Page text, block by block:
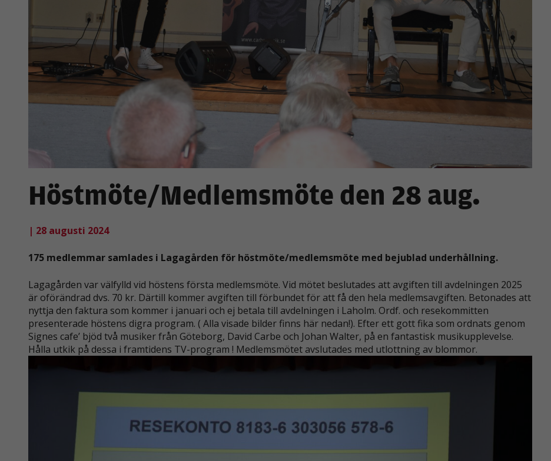
Höstmöte/Medlemsmöte den 28 aug.
| 28 augusti 2024
175 medlemmar samlades i Lagagården för höstmöte/medlemsmöte med bejublad underhållning.
Lagagården var välfylld vid höstens första medlemsmöte. Vid mötet beslutades att avgiften till avdelningen 2025
är oförändrad dvs. 70 kr. Därtill kommer avgiften till förbundet för att få den hela medlemsavgiften. Betonades att
nyttja den faktura som kommer i januari och ej betala till avdelningen i Laholm. Ordf. och resekommitten
presenterade höstens digra program. ( Alla visade bilder finns här nedan!). Efter ett gott fika som ordnats genom
Signes cafe’ bjöd två musiker från Göteborg, David Carbe och Johan Walter, på en fantastisk musikupplevelse.
Hålla utkik på dessa i framtidens TV-program ! Medlemsmötet avslutades med utlottning av blommor.